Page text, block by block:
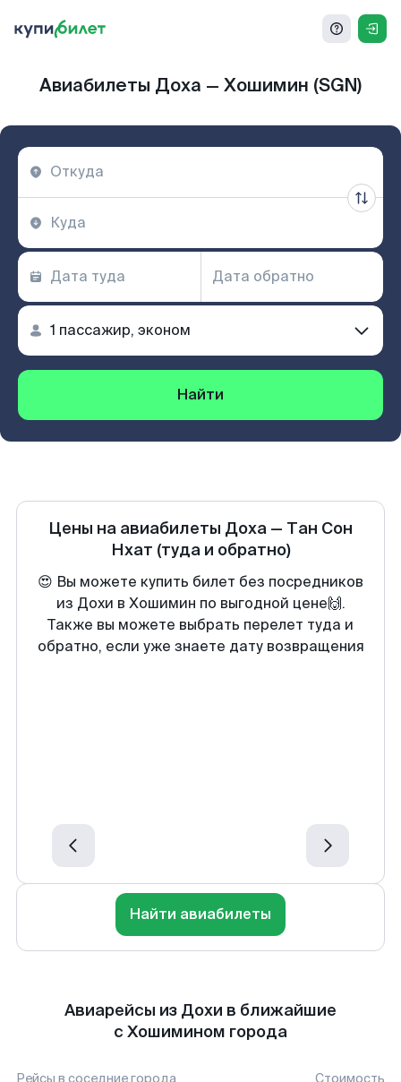
Авиабилеты Доха — Хошимин (SGN)
Найти
Цены на авиабилеты Доха — Тан Сон
Нхат (туда и обратно)
😍 Вы можете купить билет без посредников
из Дохи в Хошимин по выгодной цене🙌.
Также вы можете выбрать перелет туда и
обратно, если уже знаете дату возвращения
Найти авиабилеты
Авиарейсы из Дохи в ближайшие
с Хошимином города
Рейсы в соседние города Стоимость